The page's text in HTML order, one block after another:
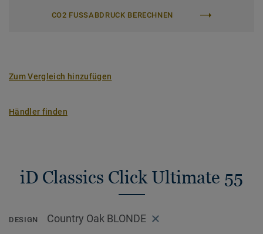
CO2 FUSSABDRUCK BERECHNEN
Zum Vergleich hinzufügen
Händler finden
iD Classics Click Ultimate 55
DESIGN Country Oak BLONDE